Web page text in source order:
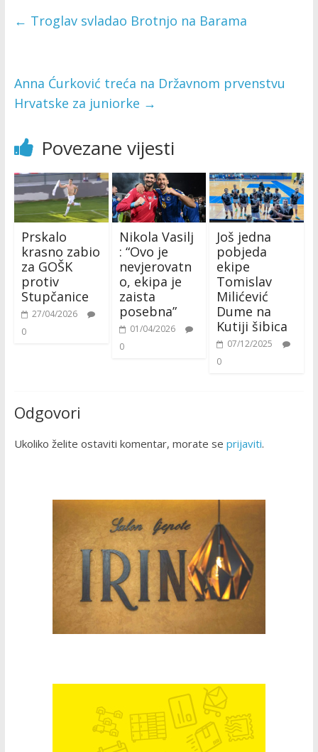
← Troglav svladao Brotnjo na Barama
Anna Ćurković treća na Državnom prvenstvu
Hrvatske za juniorke →
Povezane vijesti
Prskalo
krasno zabio
za GOŠK
protiv
Stupčanice
27/04/2026
0
Nikola Vasilj
: “Ovo je
nevjerovatn
o, ekipa je
zaista
posebna”
01/04/2026
0
Još jedna
pobjeda
ekipe
Tomislav
Milićević
Dume na
Kutiji šibica
07/12/2025
0
Odgovori
Ukoliko želite ostaviti komentar, morate se prijaviti.